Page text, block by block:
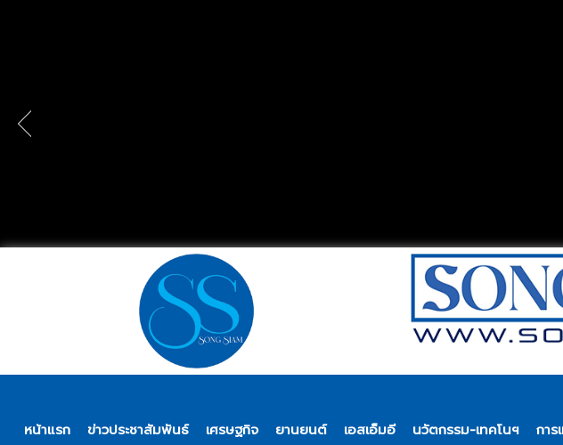
หน้าแรก ข่าวประชาสัมพันธ์ เศรษฐกิจ ยานยนต์ เอสเอ็มอี นวัตกรรม-เทคโนฯ การ